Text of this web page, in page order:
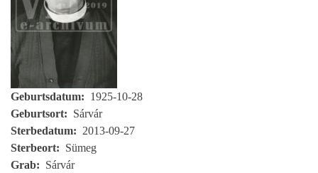
Geburtsdatum
1925-10-28
Geburtsort
Sárvár
Sterbedatum
2013-09-27
Sterbeort
Sümeg
Grab
Sárvár